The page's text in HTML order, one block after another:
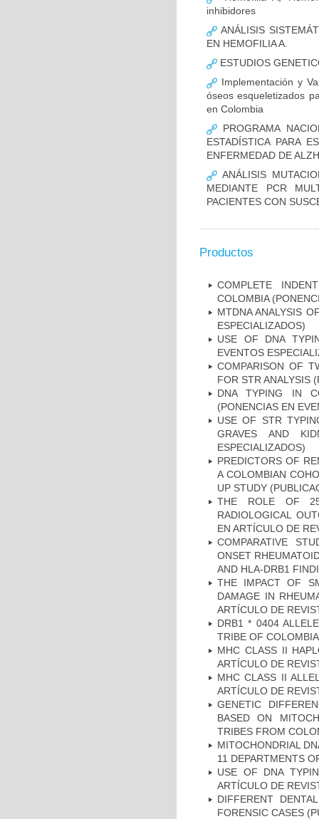
inhibidores
ANÁLISIS
EN HEMOFILIA A.
ESTUDIOS
Implementación y
óseos esqueletizados
en Colombia
PROGRAMA
ESTADÍSTICA PARA
ENFERMEDAD DE
ANÁLISIS
MEDIANTE PCR
PACIENTES CON
Productos
COMPLETE
COLOMBIA
MTDNA ANALYSIS
ESPECIALIZADOS)
USE OF DNA
EVENTOS
COMPARISON OF
FOR STR ANALYSIS
DNA TYPING IN
(PONENCIAS EN
USE OF STR
GRAVES AND
ESPECIALIZADOS)
PREDICTORS OF
A COLOMBIAN
UP STUDY
THE ROLE OF
RADIOLOGICAL
EN ARTÍCULO DE
COMPARATIVE
ONSET
AND HLA-DRB1
THE IMPACT OF
DAMAGE IN
ARTÍCULO DE
DRB1 * 0404
TRIBE OF
MHC CLASS II
ARTÍCULO DE
MHC CLASS II
ARTÍCULO DE
GENETIC
BASED ON
TRIBES FROM
MITOCHONDRIAL
11 DEPARTMENTS
USE OF DNA
ARTÍCULO DE
DIFFERENT
FORENSIC CASES